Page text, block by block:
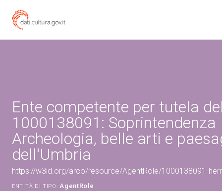
Ente competente per tutela
1000138091: Soprintendenza
Archeologia, belle arti e
dell'Umbria
https://w3id.org/arco/resource/AgentRole/1000138091-
ENTITÀ DI TIPO: AgentRole